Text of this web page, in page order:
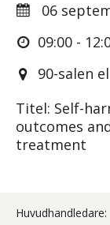
06
09:00 -
90-salen
Titel: Self-
outcomes
treatment
Huvudhandledare: